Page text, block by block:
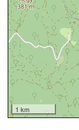
1 km